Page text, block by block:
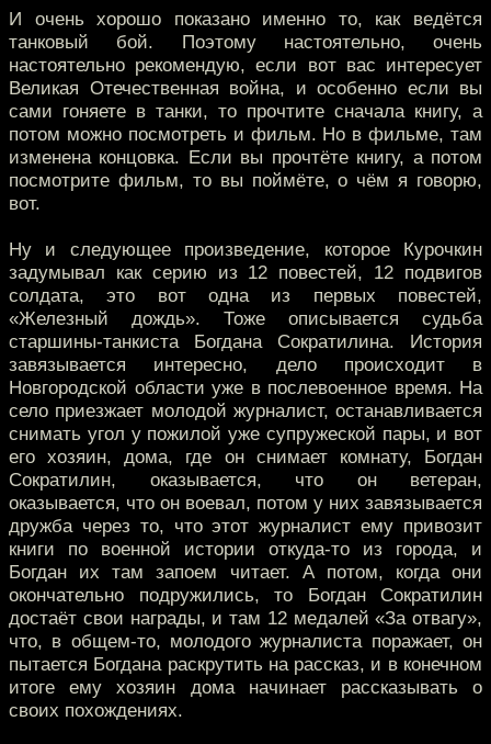
И очень хорошо показано именно то, как ведётся
танковый бой. Поэтому настоятельно, очень
настоятельно рекомендую, если вот вас интересует
Великая Отечественная война, и особенно если вы
сами гоняете в танки, то прочтите сначала книгу, а
потом можно посмотреть и фильм. Но в фильме, там
изменена концовка. Если вы прочтёте книгу, а потом
посмотрите фильм, то вы поймёте, о чём я говорю,
вот.
Ну и следующее произведение, которое Курочкин
задумывал как серию из 12 повестей, 12 подвигов
солдата, это вот одна из первых повестей,
«Железный дождь». Тоже описывается судьба
старшины-танкиста Богдана Сократилина. История
завязывается интересно, дело происходит в
Новгородской области уже в послевоенное время. На
село приезжает молодой журналист, останавливается
снимать угол у пожилой уже супружеской пары, и вот
его хозяин, дома, где он снимает комнату, Богдан
Сократилин, оказывается, что он ветеран,
оказывается, что он воевал, потом у них завязывается
дружба через то, что этот журналист ему привозит
книги по военной истории откуда-то из города, и
Богдан их там запоем читает. А потом, когда они
окончательно подружились, то Богдан Сократилин
достаёт свои награды, и там 12 медалей «За отвагу»,
что, в общем-то, молодого журналиста поражает, он
пытается Богдана раскрутить на рассказ, и в конечном
итоге ему хозяин дома начинает рассказывать о
своих похождениях.